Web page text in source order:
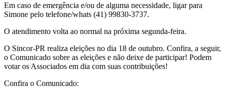
Em caso de emergência e/ou de alguma necessidade, ligar para
Simone pelo telefone/whats (41) 99830-3737.
O atendimento volta ao normal na próxima segunda-feira.
O Sincor-PR realiza eleições no dia 18 de outubro. Confira, a seguir,
o Comunicado sobre as eleições e não deixe de participar! Podem
votar os Associados em dia com suas contribuições!
Confira o Comunicado: